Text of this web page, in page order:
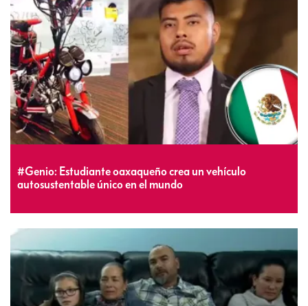
#Genio: Estudiante oaxaqueño crea un vehículo
autosustentable único en el mundo